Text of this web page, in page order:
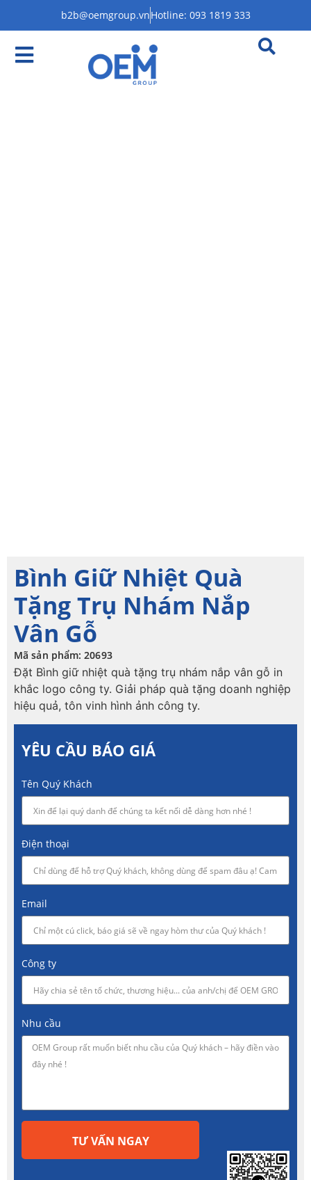
b2b@oemgroup.vnHotline: 093 1819 333
Bình Giữ Nhiệt Quà
Tặng Trụ Nhám Nắp
Vân Gỗ
Mã sản phẩm: 20693
Đặt Bình giữ nhiệt quà tặng trụ nhám nắp vân gỗ in
khắc logo công ty. Giải pháp quà tặng doanh nghiệp
hiệu quả, tôn vinh hình ảnh công ty.
YÊU CẦU BÁO GIÁ
Tên Quý Khách
Điện thoại
Email
Công ty
Nhu cầu
TƯ VẤN NGAY